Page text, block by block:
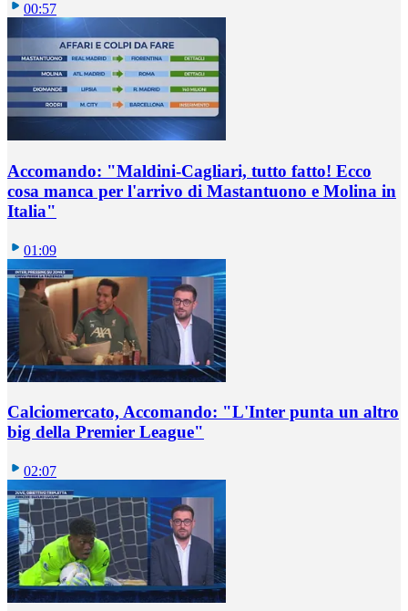
00:57
Accomando: "Maldini-Cagliari, tutto fatto! Ecco
cosa manca per l'arrivo di Mastantuono e Molina in
Italia"
01:09
Calciomercato, Accomando: "L'Inter punta un altro
big della Premier League"
02:07